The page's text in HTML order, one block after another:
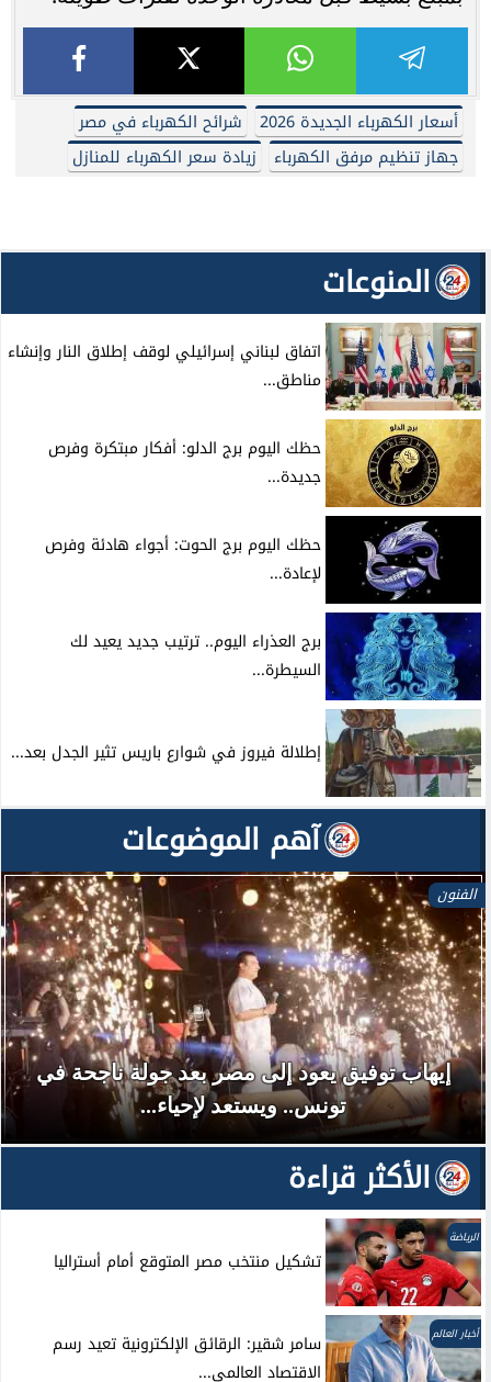
أسعار الكهرباء الجديدة 2026
شرائح الكهرباء في مصر
جهاز تنظيم مرفق الكهرباء
زيادة سعر الكهرباء للمنازل
المنوعات
اتفاق لبناني إسرائيلي لوقف إطلاق النار وإنشاء
مناطق...
حظك اليوم برج الدلو: أفكار مبتكرة وفرص
جديدة...
حظك اليوم برج الحوت: أجواء هادئة وفرص
لإعادة...
برج العذراء اليوم.. ترتيب جديد يعيد لك
السيطرة...
إطلالة فيروز في شوارع باريس تثير الجدل بعد...
آهم الموضوعات
الفنون
إيهاب توفيق يعود إلى مصر بعد جولة ناجحة في
تونس.. ويستعد لإحياء...
الأكثر قراءة
الرياضة
تشكيل منتخب مصر المتوقع أمام أستراليا
أخبار العالم
سامر شقير: الرقائق الإلكترونية تعيد رسم
الاقتصاد العالمي...